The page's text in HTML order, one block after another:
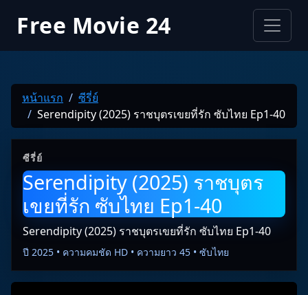
Free Movie 24
หน้าแรก
ซีรี่ย์
Serendipity (2025) ราชบุตรเขยที่รัก ซับไทย Ep1-40
ซีรี่ย์
Serendipity (2025) ราชบุตร
เขยที่รัก ซับไทย Ep1-40
Serendipity (2025) ราชบุตรเขยที่รัก ซับไทย Ep1-40
ปี 2025 • ความคมชัด HD • ความยาว 45 • ซับไทย